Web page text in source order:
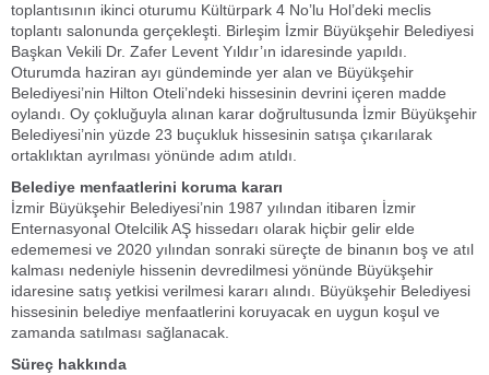
toplantısının ikinci oturumu Kültürpark 4 No’lu Hol’deki meclis
toplantı salonunda gerçekleşti. Birleşim İzmir Büyükşehir Belediyesi
Başkan Vekili Dr. Zafer Levent Yıldır’ın idaresinde yapıldı.
Oturumda haziran ayı gündeminde yer alan ve Büyükşehir
Belediyesi’nin Hilton Oteli’ndeki hissesinin devrini içeren madde
oylandı. Oy çokluğuyla alınan karar doğrultusunda İzmir Büyükşehir
Belediyesi’nin yüzde 23 buçukluk hissesinin satışa çıkarılarak
ortaklıktan ayrılması yönünde adım atıldı.
Belediye menfaatlerini koruma kararı
İzmir Büyükşehir Belediyesi’nin 1987 yılından itibaren İzmir
Enternasyonal Otelcilik AŞ hissedarı olarak hiçbir gelir elde
edememesi ve 2020 yılından sonraki süreçte de binanın boş ve atıl
kalması nedeniyle hissenin devredilmesi yönünde Büyükşehir
idaresine satış yetkisi verilmesi kararı alındı. Büyükşehir Belediyesi
hissesinin belediye menfaatlerini koruyacak en uygun koşul ve
zamanda satılması sağlanacak.
Süreç hakkında